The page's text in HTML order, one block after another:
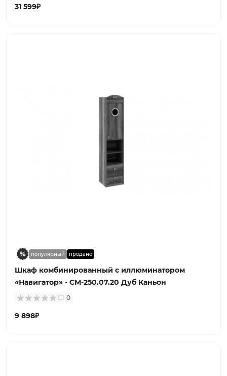
31 599₽
популярный продано
Шкаф комбинированный с иллюминатором
«Навигатор» - СМ-250.07.20 Дуб Каньон
0
9 898₽